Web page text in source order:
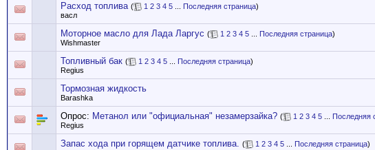
Расход топлива ( 1 2 3 4 5 Последняя страница)
васл
Моторное масло для Лада Ларгус ( 1 2 3 4 5 Последняя страница)
Wishmaster
Топливный бак ( 1 2 3 4 5 Последняя страница)
Regius
Тормозная жидкость
Barashka
Опрос: Метанол или "официальная" незамерзайка? ( 1 2 3 4 5 Последняя
Regius
Запас хода при горящем датчике топлива. ( 1 2 3 4 5 Последняя страница)